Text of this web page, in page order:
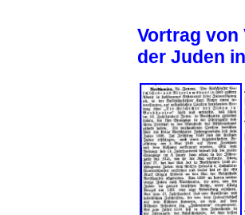
Vortrag von
der Juden